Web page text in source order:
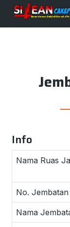
Info
Nama Ruas
No. Jembatan
Nama